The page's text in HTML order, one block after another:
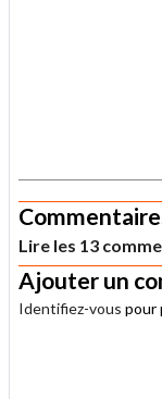
Lire les 13
Ajouter un
Identifiez-vous pour